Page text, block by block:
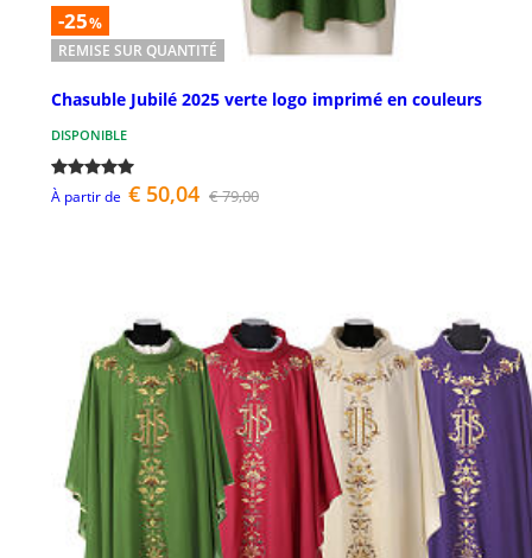
-25%
REMISE SUR QUANTITÉ
Chasuble Jubilé 2025 verte logo imprimé en couleurs
DISPONIBLE
À partir de € 50,04 € 79,00